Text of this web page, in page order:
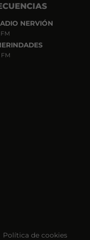
NERVIÓN
FM
Política de cookies